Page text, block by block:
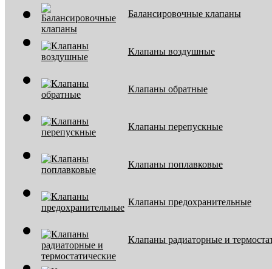
Балансировочные клапаны
Клапаны воздушные
Клапаны обратные
Клапаны перепускные
Клапаны поплавковые
Клапаны предохранительные
Клапаны радиаторные и